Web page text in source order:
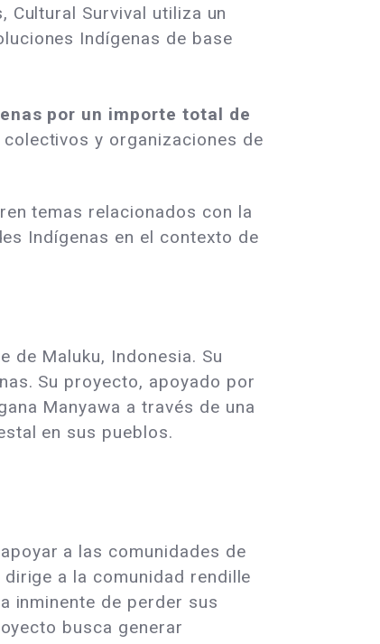
Cultural Survival utiliza un
Indígenas de base
por un importe total de
y organizaciones de
temas relacionados con la
Indígenas en el contexto de
de Maluku, Indonesia. Su
Su proyecto, apoyado por
Manyawa a través de una
en sus pueblos.
a las comunidades de
a la comunidad rendille
inminente de perder sus
busca generar